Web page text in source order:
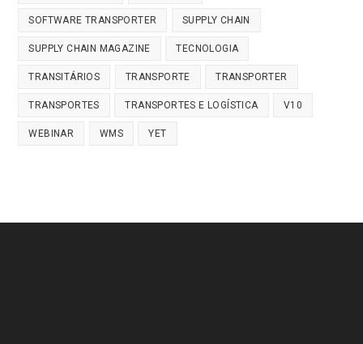
SOFTWARE TRANSPORTER SUPPLY CHAIN
SUPPLY CHAIN MAGAZINE TECNOLOGIA
TRANSITÁRIOS TRANSPORTE TRANSPORTER
TRANSPORTES TRANSPORTES E LOGÍSTICA V10
WEBINAR WMS YET